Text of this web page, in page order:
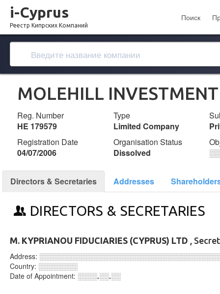
i-Cyprus
Реестр Кипрских Компаний
Поиск
MOLEHILL
Reg. Number
ΗΕ 179579
Type
Limited Company
Registration Date
04/07/2006
Organisation Status
Dissolved
Directors & Secretaries Addresses
DIRECTORS & SECRETARIES
M. KYPRIANOU FIDUCIARIES (CYPRUS) LTD ,
Address:
Country: ░░░░░░░░
Date of Appointment: ░░░░.░░.░░